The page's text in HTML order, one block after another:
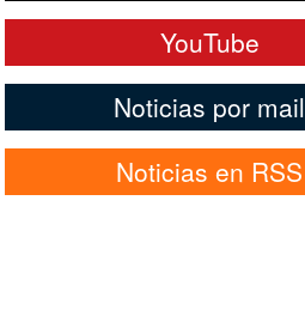
YouTube
Noticias por mail
Noticias en RSS